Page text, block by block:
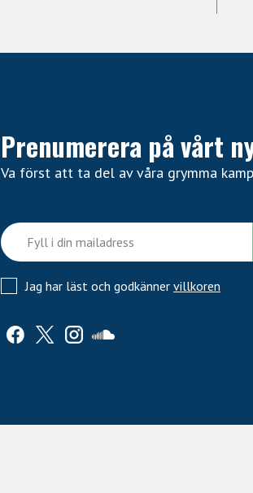
Prenumerera på vårt
Va först att ta del av våra grymma
Jag har läst och godkänner villkoren